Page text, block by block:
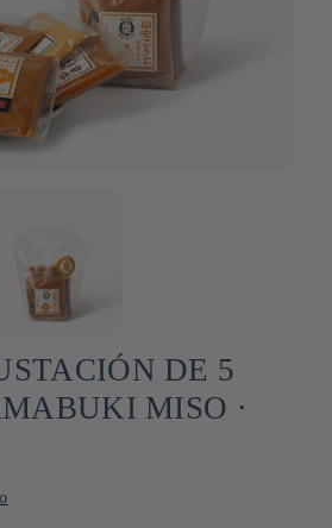
DE 5
MISO ⋅